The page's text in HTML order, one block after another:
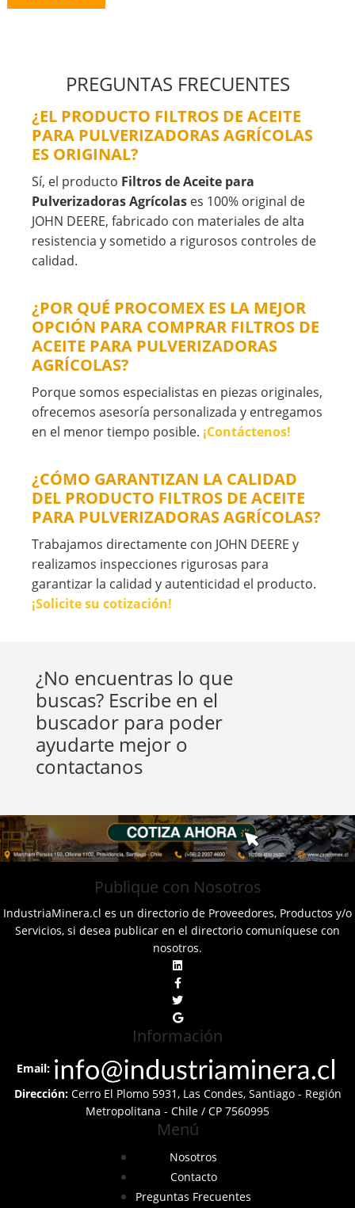
PREGUNTAS FRECUENTES
¿EL PRODUCTO FILTROS DE ACEITE
PARA PULVERIZADORAS AGRÍCOLAS
ES ORIGINAL?
Sí, el producto Filtros de Aceite para
Pulverizadoras Agrícolas es 100% original de
JOHN DEERE, fabricado con materiales de alta
resistencia y sometido a rigurosos controles de
calidad.
¿POR QUÉ PROCOMEX ES LA MEJOR
OPCIÓN PARA COMPRAR FILTROS DE
ACEITE PARA PULVERIZADORAS
AGRÍCOLAS?
Porque somos especialistas en piezas originales,
ofrecemos asesoría personalizada y entregamos
en el menor tiempo posible. ¡Contáctenos!
¿CÓMO GARANTIZAN LA CALIDAD
DEL PRODUCTO FILTROS DE ACEITE
PARA PULVERIZADORAS AGRÍCOLAS?
Trabajamos directamente con JOHN DEERE y
realizamos inspecciones rigurosas para
garantizar la calidad y autenticidad el producto.
¡Solicite su cotización!
¿No encuentras lo que
buscas? Escribe en el
buscador para poder
ayudarte mejor o
contactanos
Publique con Nosotros
IndustriaMinera.cl es un directorio de Proveedores, Productos y/o
Servicios, si desea publicar en el directorio comuníquese con
nosotros.
Información
Email:
Dirección:Cerro El Plomo 5931, Las Condes, Santiago - Región
Metropolitana - Chile / CP 7560995
Menú
Nosotros
Contacto
Preguntas Frecuentes